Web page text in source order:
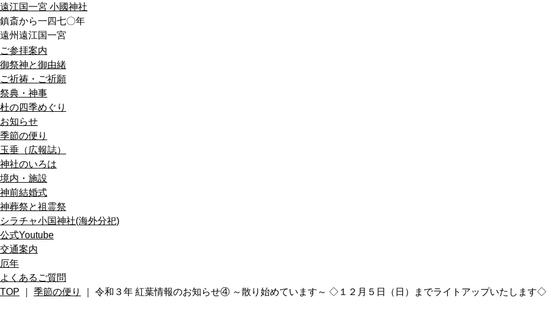
遠江国一宮 小國神社
鎮斎から一四七〇年
遠州遠江国一宮
ご参拝案内
御祭神と御由緒
ご祈祷・ご祈願
祭典・神事
杜の四季めぐり
お知らせ
季節の便り
玉垂（広報誌）
神社のいろは
境内・施設
神前結婚式
神葬祭と祖霊祭
シラチャ小国神社(海外分祀)
公式Youtube
交通案内
厄年
よくあるご質問
TOP
季節の便り ｜ 令和３年 紅葉情報のお知らせ④ ～散り始めています～ ◇１２月５日（日）までライトアップいたします◇